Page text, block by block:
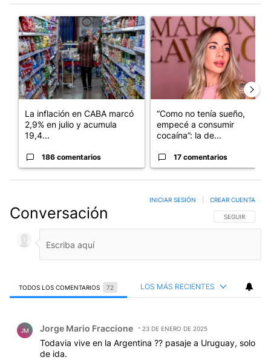
Un artículo de tendencia con el título "La inflación en CABA
La inflación en CABA marcó
2,9% en julio y acumula
19,4...
186 comentarios
Un artículo de tendencia con
“Como no tenía sueño,
empecé a consumir
cocaína”: la de...
17 comentarios
Conversación SIGA ESTA
SEGUIR
INICIAR SESIÓN CREAR CUENTA
TODOS LOS COMENTARIOS 72 LOS MÁS RECIENTES
JM Jorge Mario Fraccione 23 DE ENERO DE 2025
Todavia vive en la Argentina ?? pasaje a Uruguay, solo
de ida.